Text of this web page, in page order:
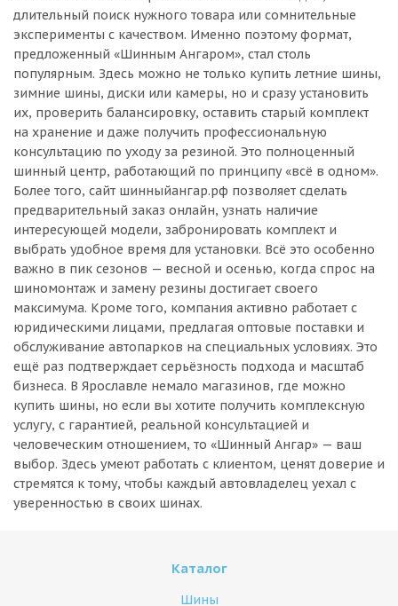
длительный поиск нужного товара или сомнительные
эксперименты с качеством. Именно поэтому формат,
предложенный «Шинным Ангаром», стал столь
популярным. Здесь можно не только купить летние шины,
зимние шины, диски или камеры, но и сразу установить
их, проверить балансировку, оставить старый комплект
на хранение и даже получить профессиональную
консультацию по уходу за резиной. Это полноценный
шинный центр, работающий по принципу «всё в одном».
Более того, сайт шинныйангар.рф позволяет сделать
предварительный заказ онлайн, узнать наличие
интересующей модели, забронировать комплект и
выбрать удобное время для установки. Всё это особенно
важно в пик сезонов — весной и осенью, когда спрос на
шиномонтаж и замену резины достигает своего
максимума. Кроме того, компания активно работает с
юридическими лицами, предлагая оптовые поставки и
обслуживание автопарков на специальных условиях. Это
ещё раз подтверждает серьёзность подхода и масштаб
бизнеса. В Ярославле немало магазинов, где можно
купить шины, но если вы хотите получить комплексную
услугу, с гарантией, реальной консультацией и
человеческим отношением, то «Шинный Ангар» — ваш
выбор. Здесь умеют работать с клиентом, ценят доверие и
стремятся к тому, чтобы каждый автовладелец уехал с
уверенностью в своих шинах.
Каталог
Шины